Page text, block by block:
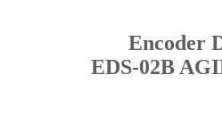
Encoder
EDS-02B